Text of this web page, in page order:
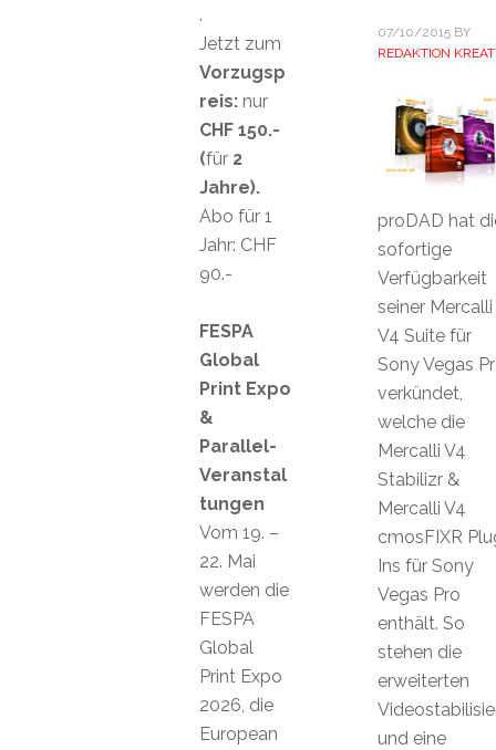
07/10/2015BY
REDAKTION
proDAD hat
sofortige
Verfügbarkeit
seiner Mercalli
V4 Suite für
Sony Vegas
verkündet,
welche die
Mercalli V4
Stabilizr &
Mercalli V4
cmosFIXR
Ins für Sony
Vegas Pro
enthält. So
stehen die
erweiterten
und eine
.
Jetzt zum
Vorzugsp
reis: nur
CHF 150.-
(für 2
Jahre).
Abo für 1
Jahr: CHF
90.-
FESPA
Global
Print Expo
&
Parallel-
Veranstal
tungen
Vom 19. –
22. Mai
werden die
FESPA
Global
Print Expo
2026, die
European